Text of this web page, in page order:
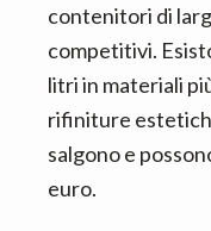
contenitori di
competitivi.
litri in materiali
rifiniture
salgono e
euro.